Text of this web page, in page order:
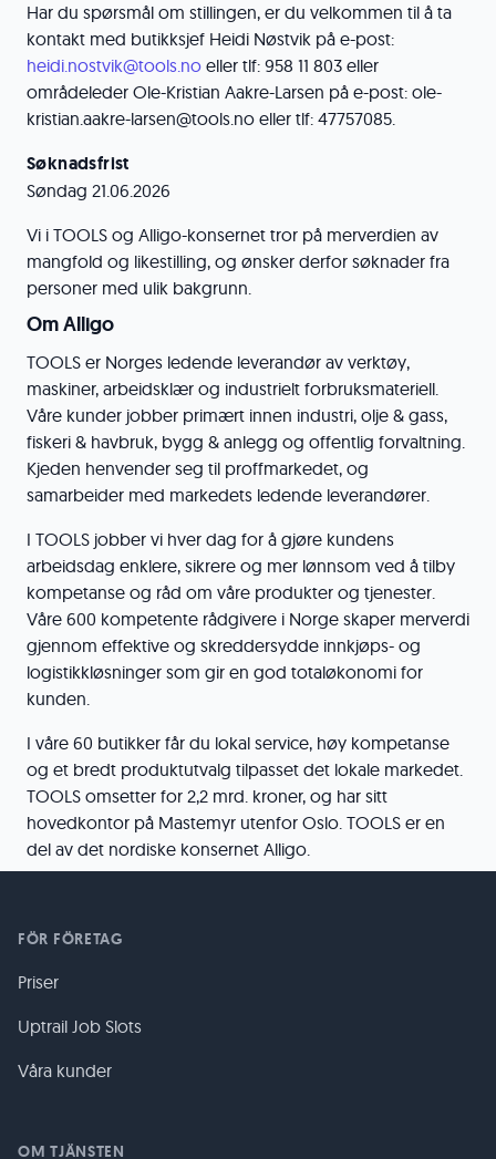
Har du spørsmål om stillingen, er du velkommen til å ta
kontakt med butikksjef Heidi Nøstvik på e-post:
heidi.nostvik@tools.no eller tlf: 958 11 803 eller
områdeleder Ole-Kristian Aakre-Larsen på e-post: ole-
kristian.aakre-larsen@tools.no eller tlf: 47757085.
Søknadsfrist
Søndag 21.06.2026
Vi i TOOLS og Alligo-konsernet tror på merverdien av
mangfold og likestilling, og ønsker derfor søknader fra
personer med ulik bakgrunn.
Om Alligo
TOOLS er Norges ledende leverandør av verktøy,
maskiner, arbeidsklær og industrielt forbruksmateriell.
Våre kunder jobber primært innen industri, olje & gass,
fiskeri & havbruk, bygg & anlegg og offentlig forvaltning.
Kjeden henvender seg til proffmarkedet, og
samarbeider med markedets ledende leverandører.
I TOOLS jobber vi hver dag for å gjøre kundens
arbeidsdag enklere, sikrere og mer lønnsom ved å tilby
kompetanse og råd om våre produkter og tjenester.
Våre 600 kompetente rådgivere i Norge skaper merverdi
gjennom effektive og skreddersydde innkjøps- og
logistikkløsninger som gir en god totaløkonomi for
kunden.
I våre 60 butikker får du lokal service, høy kompetanse
og et bredt produktutvalg tilpasset det lokale markedet.
TOOLS omsetter for 2,2 mrd. kroner, og har sitt
hovedkontor på Mastemyr utenfor Oslo. TOOLS er en
del av det nordiske konsernet Alligo.
FÖR FÖRETAG
Priser
Uptrail Job Slots
Våra kunder
OM TJÄNSTEN